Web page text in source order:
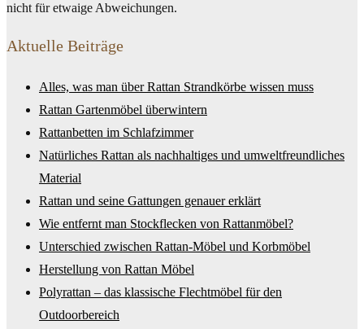
nicht für etwaige Abweichungen.
Aktuelle Beiträge
Alles, was man über Rattan Strandkörbe wissen muss
Rattan Gartenmöbel überwintern
Rattanbetten im Schlafzimmer
Natürliches Rattan als nachhaltiges und umweltfreundliches
Material
Rattan und seine Gattungen genauer erklärt
Wie entfernt man Stockflecken von Rattanmöbel?
Unterschied zwischen Rattan-Möbel und Korbmöbel
Herstellung von Rattan Möbel
Polyrattan – das klassische Flechtmöbel für den
Outdoorbereich